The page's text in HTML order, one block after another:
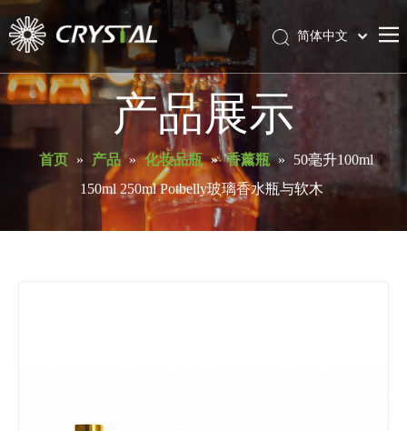
首页
产品
服务与支持
简体中文
产品展示
首页 » 产品 » 化妆品瓶 » 香薰瓶 »
50毫升100ml
150ml 250ml Potbelly玻璃香水瓶与软木